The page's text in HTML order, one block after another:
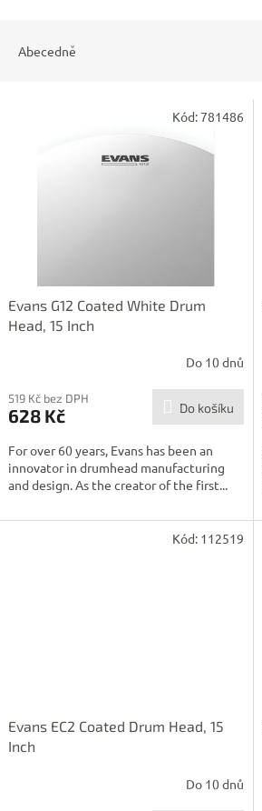
Abecedně
Evans G12 Coated White Drum
Head, 15 Inch
Do 10 dnů
519 Kč bez DPH
628 Kč Do košíku
For over 60 years, Evans has been an
innovator in drumhead manufacturing
and design. As the creator of the first...
Kód:781486
Evans EC2 Coated Drum Head, 15
Inch
Do 10 dnů
Kód: 112519